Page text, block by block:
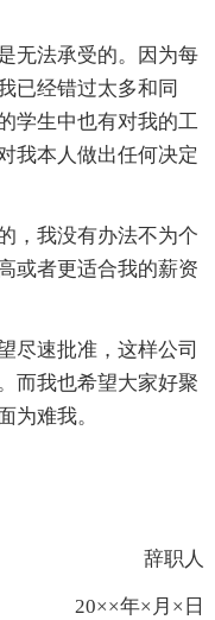
法承受的。因为每
已经错过太多和同
学生中也有对我的工
我本人做出任何决定
我没有办法不为个
或者更适合我的薪资
速批准，这样公司
而我也希望大家好聚
为难我。
辞职人
20××年×月×日